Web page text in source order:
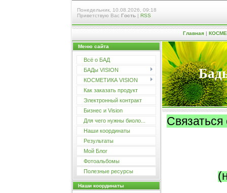
Понедельник, 10.08.2026, 09:18
Приветствую Вас Гость | RSS
Главная |
Меню сайта
Всё о БАД
БАДы VISION
КОСМЕТИКА VISION
Как заказать продукт
Электронный контракт
Бизнес и Vision
Для чего нужны биоло...
Наши координаты
Результаты
Мой Блог
Фотоальбомы
Полезные ресурсы
Наши координаты